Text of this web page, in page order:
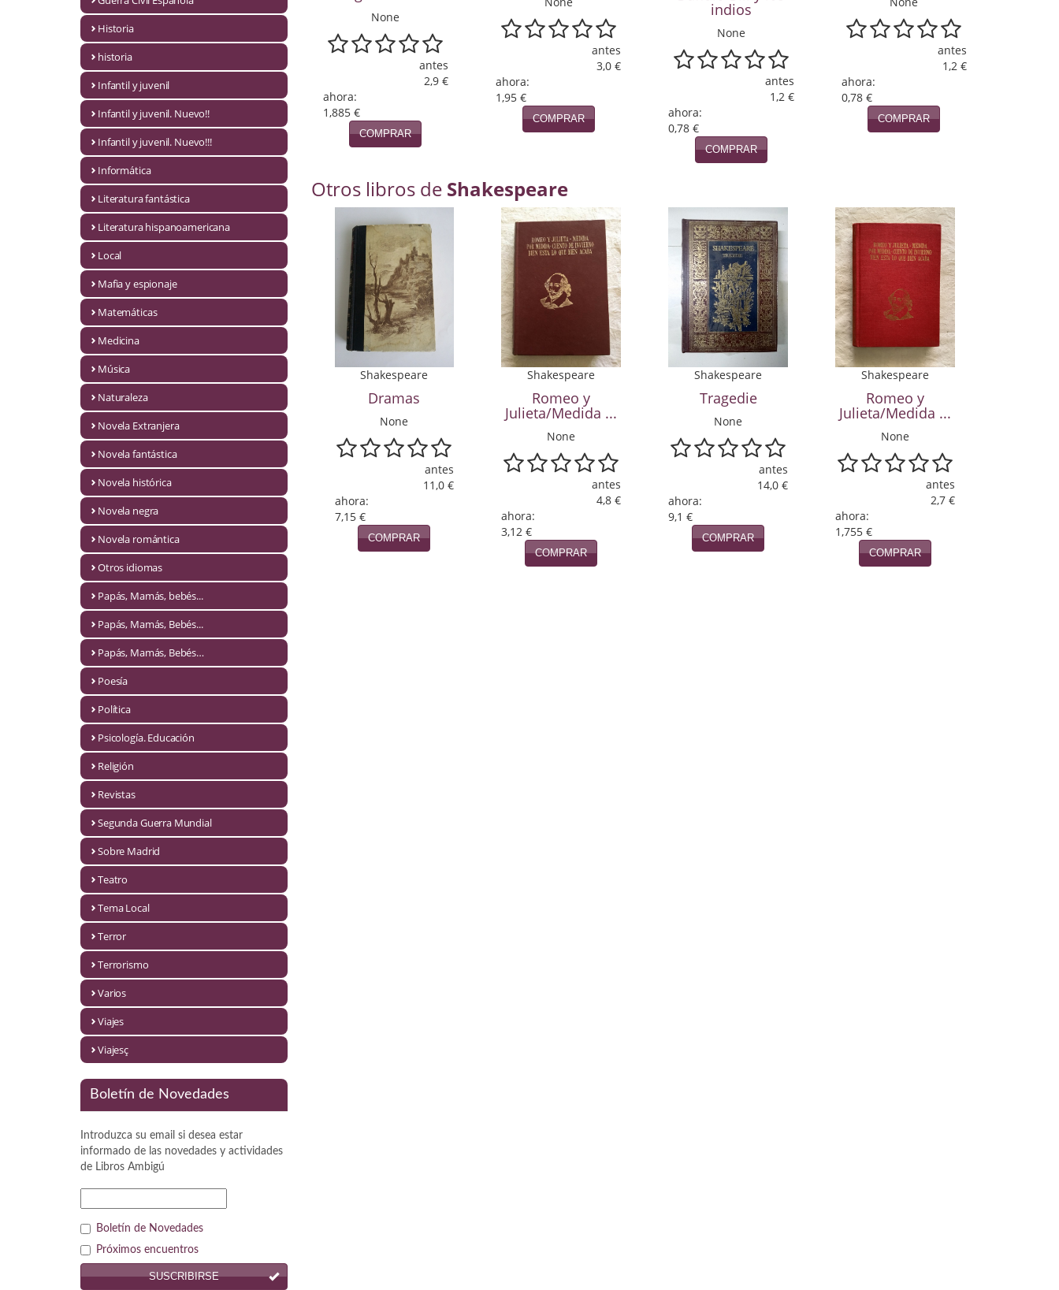
Guerra Civil Española
Infantil y juvenil
Infantil y juvenil. Nuevo!!
Infantil y juvenil. Nuevo!!!
Literatura fantástica
Literatura hispanoamericana
Mafia y espionaje
Novela Extranjera
Novela fantástica
Novela romántica
Otros idiomas
Papás, Mamás, bebés...
Papás, Mamás, Bebés...
Papás, Mamás, Bebés…
Psicología. Educación
Segunda Guerra Mundial
Historia
historia
Infantil y juvenil
Infantil y juvenil. Nuevo!!
Infantil y juvenil. Nuevo!!!
Informática
Literatura fantástica
Literatura hispanoamericana
Local
Mafia y espionaje
Matemáticas
Medicina
Música
Naturaleza
Novela Extranjera
Novela fantástica
Novela histórica
Novela negra
Novela romántica
Otros idiomas
Papás, Mamás, bebés...
Papás, Mamás, Bebés...
Papás, Mamás, Bebés…
Poesía
Política
Psicología. Educación
Religión
Revistas
Segunda Guerra Mundial
Sobre Madrid
Teatro
Tema Local
Terror
Terrorismo
Varios
Viajes
Viajesç
Boletín de Novedades
Introduzca su email si desea estar
informado de las novedades y actividades
de Libros Ambigú
Boletín de Novedades
Próximos encuentros
SUSCRIBIRSE
None
antes
2,9 €
ahora:
1,885 €
COMPRAR
antes
3,0 €
ahora:
1,95 €
COMPRAR
indios
None
antes
1,2 €
ahora:
0,78 €
COMPRAR
antes
1,2 €
ahora:
0,78 €
COMPRAR
Otros libros de Shakespeare
Shakespeare
Dramas
None
antes
11,0 €
ahora:
7,15 €
COMPRAR
Shakespeare
Romeo y
Julieta/Medida ...
None
antes
4,8 €
ahora:
3,12 €
COMPRAR
Shakespeare
Tragedie
None
antes
14,0 €
ahora:
9,1 €
COMPRAR
Shakespeare
Romeo y
Julieta/Medida ...
None
antes
2,7 €
ahora:
1,755 €
COMPRAR